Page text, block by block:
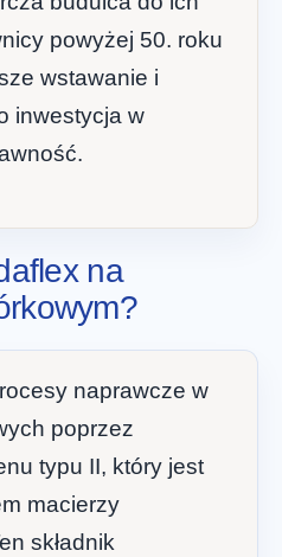
powyżej 50. roku
wstawanie i
inwestycja w
na
naprawcze w
poprzez
typu II, który jest
macierzy
składnik